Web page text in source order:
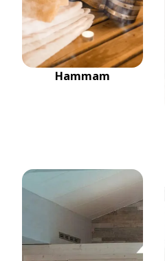
Hammam